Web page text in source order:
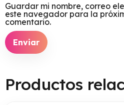
Guardar mi nombre, correo
este navegador para la
comentario.
Productos